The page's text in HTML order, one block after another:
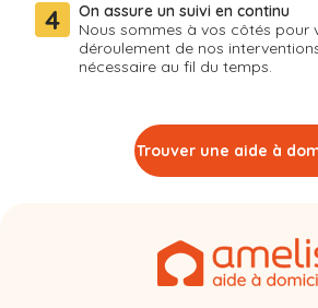
4
On assure un suivi en continu
Nous sommes à vos côtés pour
déroulement de nos
nécessaire au fil du temps.
Trouver une aide à